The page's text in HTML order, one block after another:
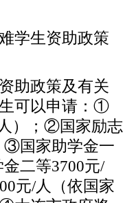
学生资助政策
助政策及有关
可以申请：①
）；②国家励志
③国家助学金一
二等3700元/
元/人（依国家